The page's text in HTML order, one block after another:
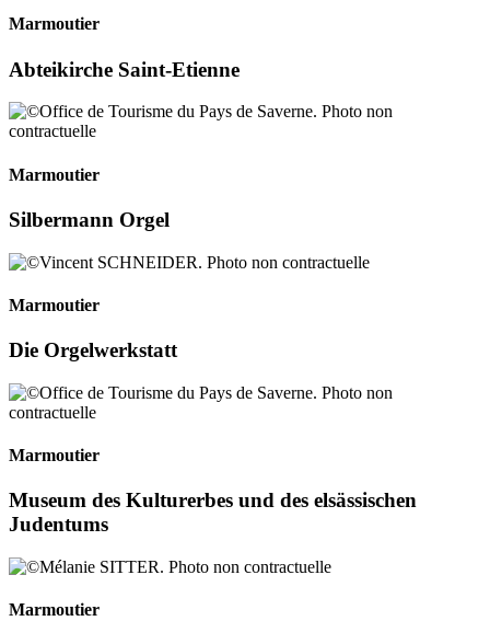
Marmoutier
Abteikirche Saint-Etienne
Marmoutier
Silbermann Orgel
Marmoutier
Die Orgelwerkstatt
Marmoutier
Museum des Kulturerbes und des elsässischen
Judentums
Marmoutier